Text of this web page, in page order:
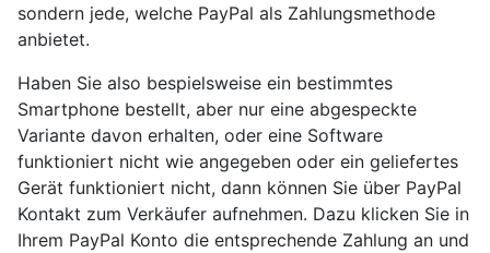
sondern jede, welche PayPal als Zahlungsmethode
anbietet.
Haben Sie also bespielsweise ein bestimmtes
Smartphone bestellt, aber nur eine abgespeckte
Variante davon erhalten, oder eine Software
funktioniert nicht wie angegeben oder ein geliefertes
Gerät funktioniert nicht, dann können Sie über PayPal
Kontakt zum Verkäufer aufnehmen. Dazu klicken Sie in
Ihrem PayPal Konto die entsprechende Zahlung an und